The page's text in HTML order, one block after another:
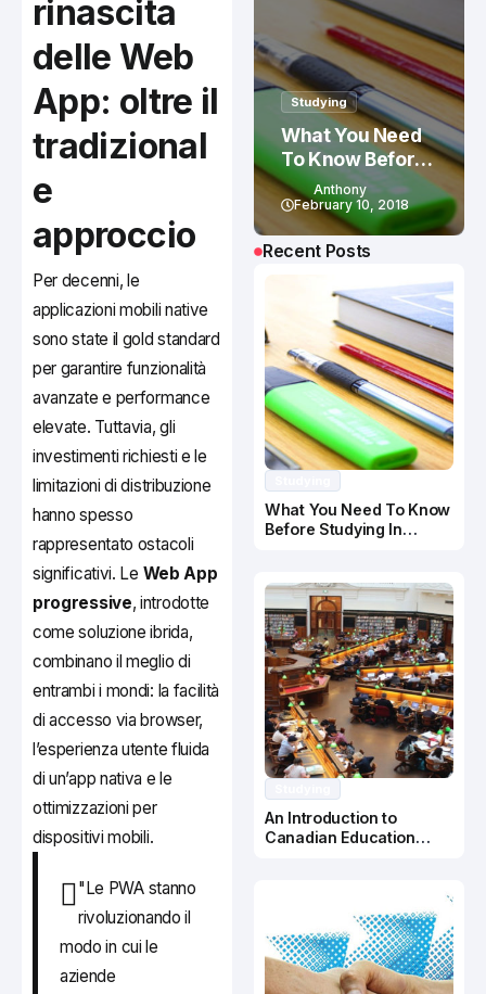
rinascita
delle Web
App: oltre il
tradizional
e
approccio
Per decenni, le
applicazioni mobili native
sono state il gold standard
per garantire funzionalità
avanzate e performance
elevate. Tuttavia, gli
investimenti richiesti e le
limitazioni di distribuzione
hanno spesso
rappresentato ostacoli
significativi. Le Web App
progressive, introdotte
come soluzione ibrida,
combinano il meglio di
entrambi i mondi: la facilità
di accesso via browser,
l’esperienza utente fluida
di un’app nativa e le
ottimizzazioni per
dispositivi mobili.
"Le PWA stanno
rivoluzionando il
modo in cui le
aziende
Studying
What You Need
To Know Before
Studying In
Canada
Anthony
February 10, 2018
Recent Posts
What You Need To Know
Before Studying In
An Introduction to
Canadian Education